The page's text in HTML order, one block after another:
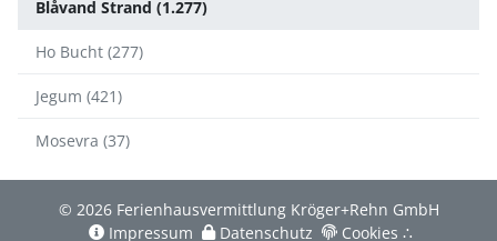
Blåvand Strand (1.277)
Ho Bucht (277)
Jegum (421)
Mosevra (37)
© 2026 Ferienhausvermittlung Kröger+Rehn GmbH
Impressum
Datenschutz Cookies ∴